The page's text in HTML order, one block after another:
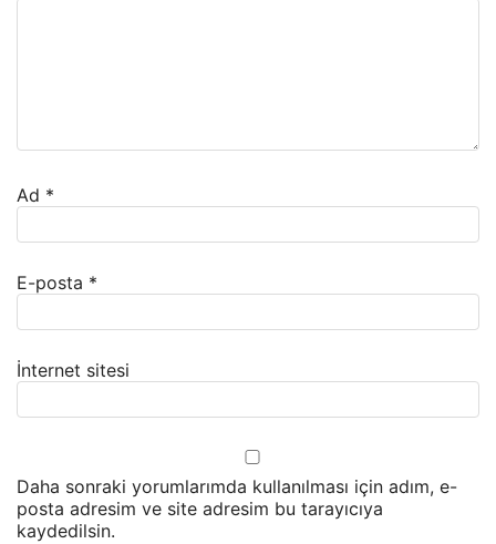
Ad *
E-posta *
İnternet sitesi
Daha sonraki yorumlarımda kullanılması için adım, e-
posta adresim ve site adresim bu tarayıcıya
kaydedilsin.